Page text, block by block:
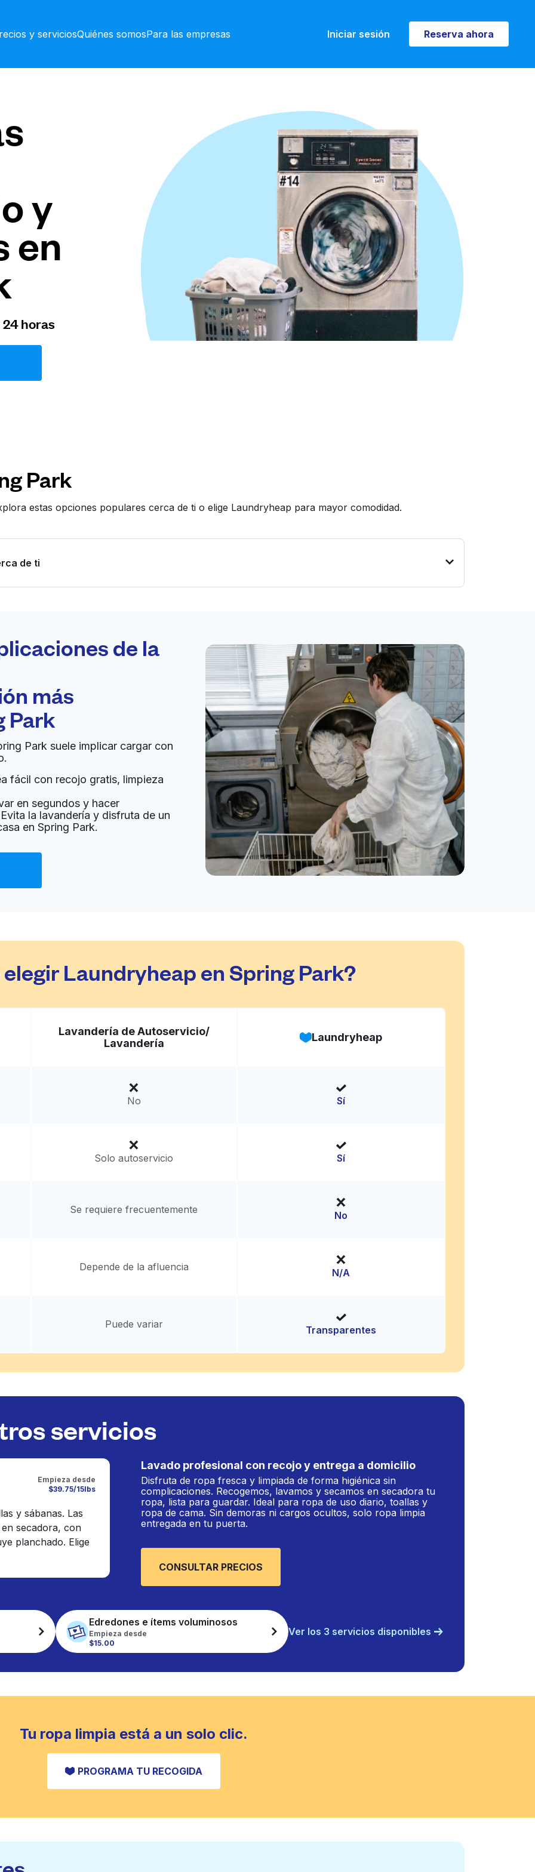
y serviciosQuiénes somosPara las empresas Iniciar sesión Reserva ahora
Reserva ahora
y
en
horas
Park
estas opciones populares cerca de ti o elige Laundryheap para mayor comodidad.
de ti
24/7
States
desconocido
Ir al sitio web
domicilio:
domicilio:desconocido
de la
más
Park
Park suele implicar cargar con
fácil con recojo gratis, limpieza
en segundos y hacer
la lavandería y disfruta de un
en Spring Park.
Laundryheap en Spring Park?
Lavandería de Autoservicio/
Lavandería
Laundryheap
No Sí
Solo autoservicio Sí
Se requiere frecuentemente No
Depende de la afluencia N/A
Puede variar Transparentes
servicios
Empieza desde
$39.75/15lbs
y sábanas. Las
secadora, con
planchado. Elige
Lavado profesional con recojo y entrega a domicilio
Disfruta de ropa fresca y limpiada de forma higiénica sin
complicaciones. Recogemos, lavamos y secamos en secadora tu
ropa, lista para guardar. Ideal para ropa de uso diario, toallas y
ropa de cama. Sin demoras ni cargos ocultos, solo ropa limpia
entregada en tu puerta.
CONSULTAR PRECIOS
Edredones e ítems voluminosos
Empieza desde
$15.00
Ver los 3 servicios disponibles
Tu ropa limpia está a un solo clic.
PROGRAMA TU RECOGIDA